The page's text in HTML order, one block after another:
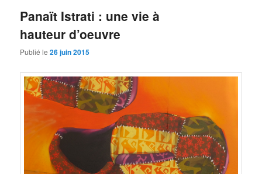
Panaït Istrati : une vie à
hauteur d’oeuvre
Publié le26 juin 2015